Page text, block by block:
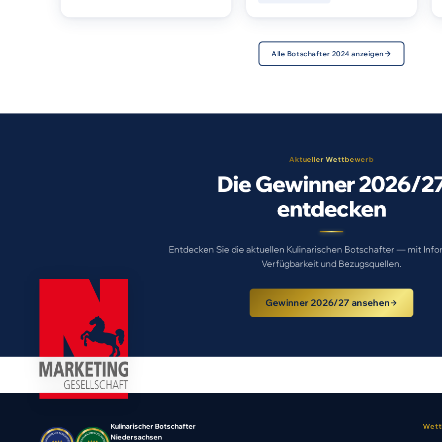
Alle Botschafter 2024 anzeigen
Aktueller Wettbewerb
Die Gewinner 2026/
entdecken
Entdecken Sie die aktuellen Kulinarischen Botschafter — mit
Verfügbarkeit und Bezugsquellen.
Gewinner 2026/27 ansehen
Kulinarischer Botschafter
Niedersachsen